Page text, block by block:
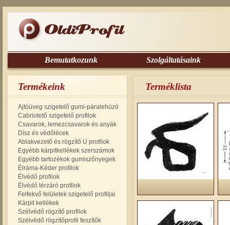
Bemutatkozunk Szolgáltatásaink
Termékeink
Ajtóüveg szigetelő gumi-páralehúzó
Cabriotető szigetelő profilok
Csavarok, lemezcsavarok és anyák
Dísz és védőlécek
Ablakvezető és rögzítő U profilok
Egyébb kárpitkellékek szerszámok
Egyébb tartozékok gumiszőnyegek
Élráma-Kéder profilok
Élvédő profilok
Élvédő térzáró profilok
Felfekvő felületek szigetelő profiljai
Kárpit kellékek
Szélvédő rögzítő profilok
Szélvédő rögzítőprofil feszítők
Terméklista